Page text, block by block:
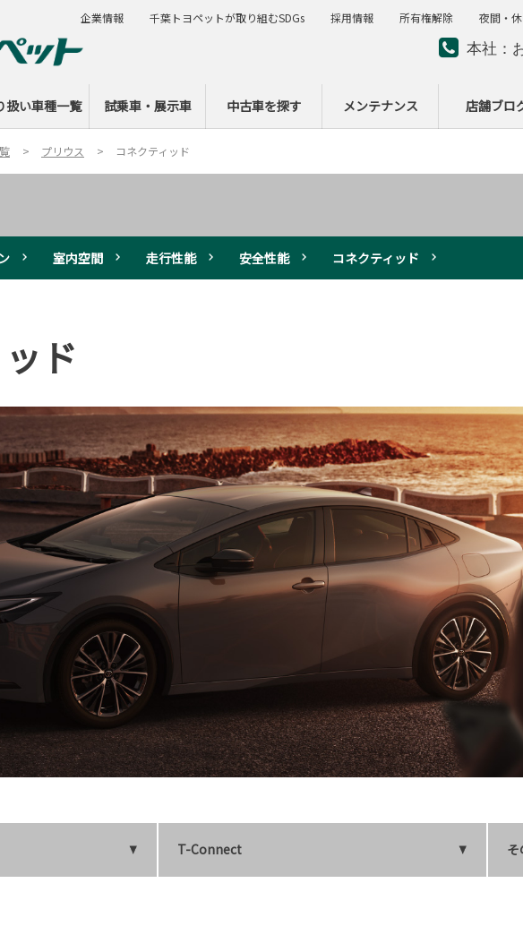
本社：
ー
扱い車種一覧 試乗車・展示車 中古車を探す メンテナンス 店舗ブロ
企業情報 千葉トヨペットが取り組むSDGs 採用情報 所有権解除 夜間・
プリウス コネクティッド
室内空間 走行性能 安全性能 コネクティッド
ド
T-Connect そ